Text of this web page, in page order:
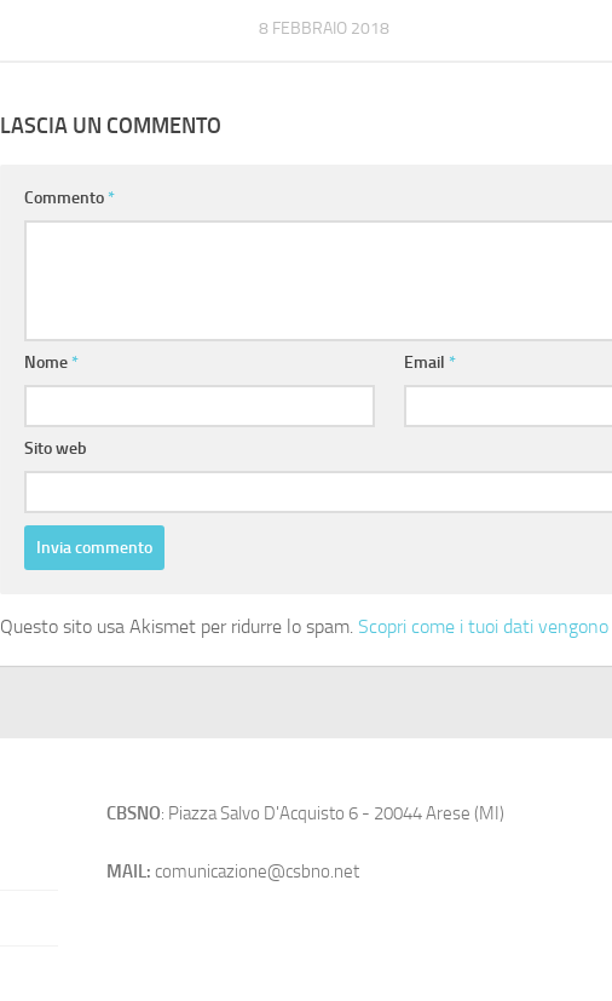
8 FEBBRAIO 2018
LASCIA UN COMMENTO
Commento *
Nome * Email *
Sito web
Questo sito usa Akismet per ridurre lo spam. Scopri come i tuoi dati
CBSNO: Piazza Salvo D'Acquisto 6 - 20044 Arese (MI)
MAIL: comunicazione@csbno.net